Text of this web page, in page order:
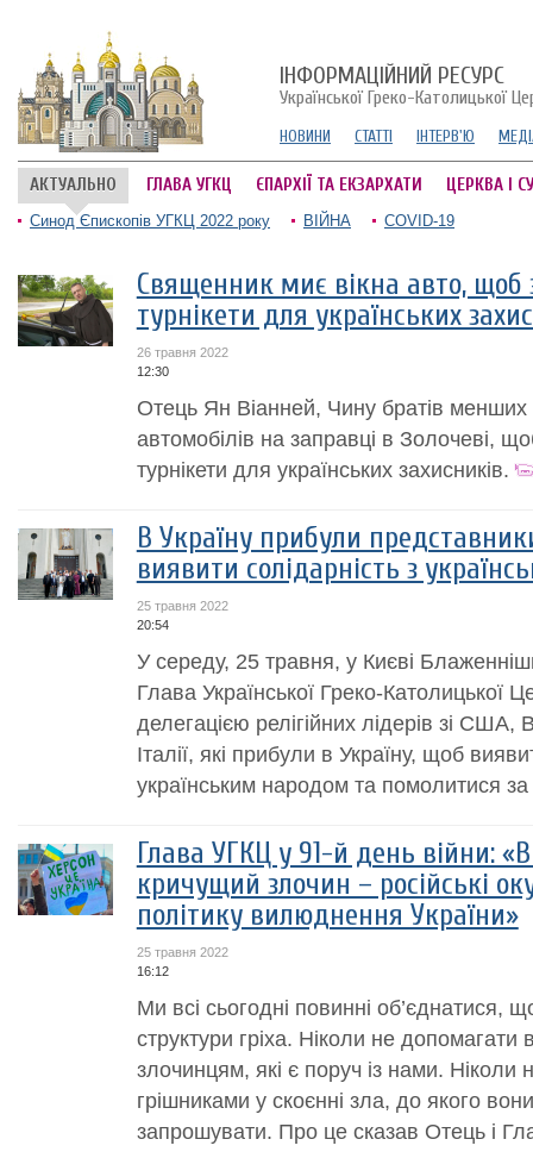
ІНФОРМАЦІЙНИЙ РЕСУРС
Української Греко-Католицької
НОВИНИ СТАТТІ ІНТЕРВ'Ю
АКТУАЛЬНО ГЛАВА УГКЦ ЄПАРХІЇ ТА ЕКЗАРХАТИ ЦЕРКВА І
Синод Єпископів УГКЦ 2022 року ВІЙНА COVID-19
Священник миє вікна авто, щоб
турнікети для українських
26 травня 2022
12:30
Отець Ян Віанней, Чину братів менших
автомобілів на заправці в Золочеві,
турнікети для українських захисників.
В Україну прибули
виявити солідарність з
25 травня 2022
20:54
У середу, 25 травня, у Києві
Глава Української Греко-Католицької
делегацією релігійних лідерів зі США,
Італії, які прибули в Україну, щоб
українським народом та помолитися
Глава УГКЦ у 91-й день війни: «В
кричущий злочин – російські
політику вилюднення України»
25 травня 2022
16:12
Ми всі сьогодні повинні об’єднатися,
структури гріха. Ніколи не допомагати в
злочинцям, які є поруч із нами. Ніколи
грішниками у скоєнні зла, до якого
запрошувати. Про це сказав Отець і